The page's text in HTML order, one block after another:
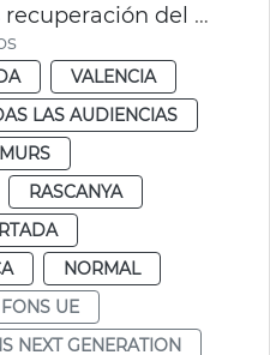
Proyectos europeos recuperación del espacio público
VALENCIA
LAS AUDIENCIAS
RASCANYA
NORMAL
FONS UE
NEXT GENERATION